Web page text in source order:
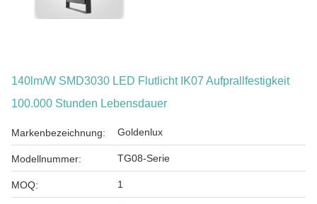
140lm/W SMD3030 LED Flutlicht IK07 Aufprallfestigkeit
100.000 Stunden Lebensdauer
Markenbezeichnung: Goldenlux
Modellnummer: TG08-Serie
MOQ: 1